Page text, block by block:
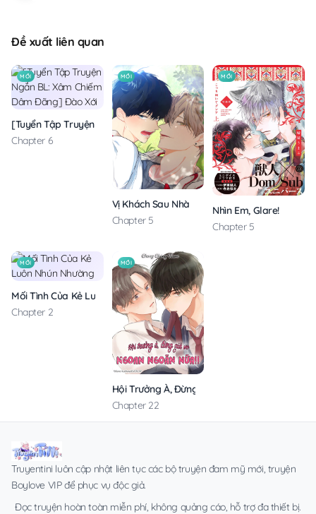
Đề xuất liên quan
MỚI
[Tuyển Tập Truyện Ngắn BL: Xâm Chiếm Dâm Đãng] Đào Xới
Chapter 6
MỚI
Vị Khách Sau Nhà
Chapter 5
MỚI
Nhìn Em, Glare!
Chapter 5
MỚI
Mối Tình Của Kẻ Luôn Nhún Nhường
Chapter 2
MỚI
Hội Trưởng À, Đừng Giả Vờ Ngoan Ngoãn
Chapter 22
Truyentini luôn cập nhật liên tục các bộ truyện đam mỹ mới, truyện
Boylove VIP để phục vụ độc giả.
Đọc truyện hoàn toàn miễn phí, không quảng cáo, hỗ trợ đa thiết bị.